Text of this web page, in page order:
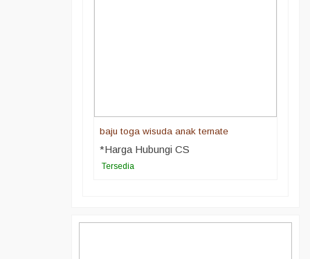
baju toga wisuda anak ternate
*Harga Hubungi CS
Tersedia